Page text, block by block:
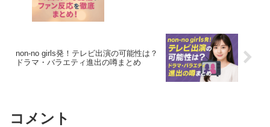
non-no girls発！テレビ出演の可能性は？
ドラマ・バラエティ進出の噂まとめ
コメント